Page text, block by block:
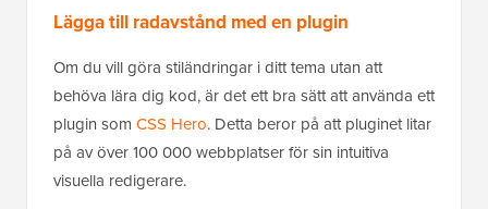
Lägga till radavstånd med en plugin
Om du vill göra stiländringar i ditt tema utan att
behöva lära dig kod, är det ett bra sätt att använda ett
plugin som CSS Hero. Detta beror på att pluginet litar
på av över 100 000 webbplatser för sin intuitiva
visuella redigerare.